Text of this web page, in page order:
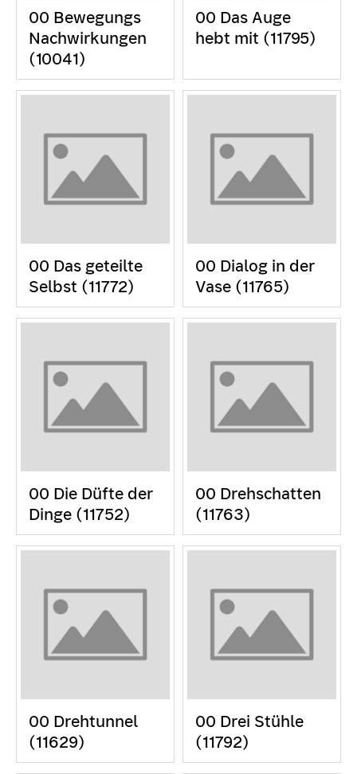
00 Bewegungs
Nachwirkungen
(10041)
00 Das Auge
hebt mit (11795)
00 Das geteilte
Selbst (11772)
00 Dialog in der
Vase (11765)
00 Die Düfte der
Dinge (11752)
00 Drehschatten
(11763)
00 Drehtunnel
(11629)
00 Drei Stühle
(11792)